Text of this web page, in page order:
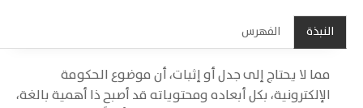
النبذة الفهرس
مما لا يحتاج إلى جدل أو إثبات، أن موضوع الحكومة
الإلكترونية، بكل أبعاده ومحتوياته قد أصبح ذا أهمية بالغة،